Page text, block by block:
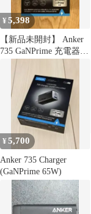
¥5,398
【新品未開封】 Anker
735 GaNPrime 充電器 3
ポート 65W
¥5,700
Anker 735 Charger
(GaNPrime 65W)